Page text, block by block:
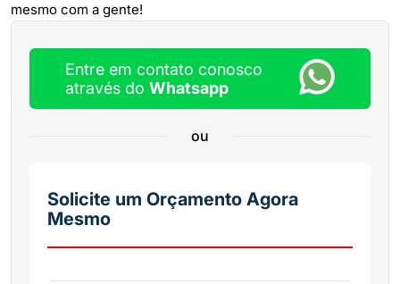
mesmo com a gente!
Entre em contato conosco
através do Whatsapp
ou
Solicite um Orçamento Agora
Mesmo